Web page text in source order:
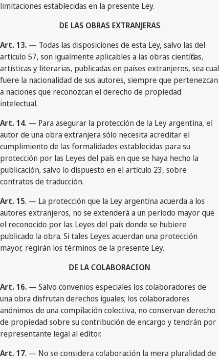
limitaciones establecidas en la presente Ley.
DE LAS OBRAS EXTRANJERAS
Art. 13. — Todas las disposiciones de esta Ley, salvo las del
artículo 57, son igualmente aplicables a las obras científicas,
artísticas y literarias, publicadas en países extranjeros, sea cual
fuere la nacionalidad de sus autores, siempre que pertenezcan
a naciones que reconozcan el derecho de propiedad
intelectual.
Art. 14. — Para asegurar la protección de la Ley argentina, el
autor de una obra extranjera sólo necesita acreditar el
cumplimiento de las formalidades establecidas para su
protección por las Leyes del país en que se haya hecho la
publicación, salvo lo dispuesto en el artículo 23, sobre
contratos de traducción.
Art. 15. — La protección que la Ley argentina acuerda a los
autores extranjeros, no se extenderá a un período mayor que
el reconocido por las Leyes del país donde se hubiere
publicado la obra. Si tales Leyes acuerdan una protección
mayor, regirán los términos de la presente Ley.
DE LA COLABORACION
Art. 16. — Salvo convenios especiales los colaboradores de
una obra disfrutan derechos iguales; los colaboradores
anónimos de una compilación colectiva, no conservan derecho
de propiedad sobre su contribución de encargo y tendrán por
representante legal al editor.
Art. 17. — No se considera colaboración la mera pluralidad de